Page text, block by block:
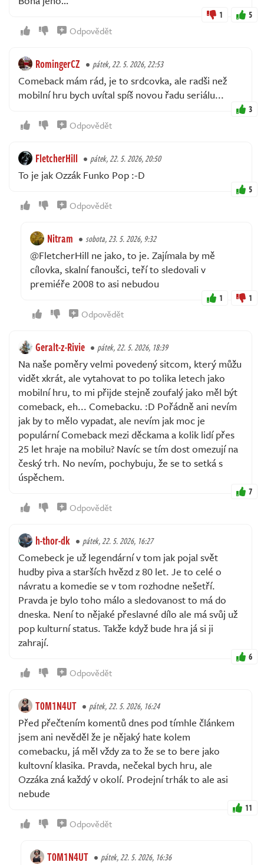
1 5
Odpovědět
RomingerCZ pátek, 22. 5. 2026, 22:53
Comeback mám rád, je to srdcovka, ale radši než
mobilní hru bych uvítal spíš novou řadu seriálu...
3
Odpovědět
FletcherHill pátek, 22. 5. 2026, 20:50
To je jak Ozzák Funko Pop :-D
5
Odpovědět
Nitram sobota, 23. 5. 2026, 9:32
@FletcherHill ne jako, to je. Zajímala by mě
cílovka, skalní fanoušci, teří to sledovali v
premiéře 2008 to asi nebudou
1 1
Odpovědět
Geralt-z-Rivie pátek, 22. 5. 2026, 18:39
Na naše poměry velmi povedený sitcom, který můžu
vidět xkrát, ale vytahovat to po tolika letech jako
mobilní hru, to mi přijde stejně zoufalý jako měl být
comeback, eh... Comebacku. :D Pořádně ani nevím
jak by to mělo vypadat, ale nevím jak moc je
populární Comeback mezi děckama a kolik lidí přes
25 let hraje na mobilu? Navíc se tím dost omezují na
český trh. No nevím, pochybuju, že se to setká s
úspěchem.
7
Odpovědět
h-thor-dk pátek, 22. 5. 2026, 16:27
Comebeck je už legendární v tom jak pojal svět
hudby piva a starších hvězd z 80 let. Je to celé o
návratu a komedie se v tom rozhodne nešetří.
Pravda je bylo toho málo a sledovanost to má do
dneska. Není to nějaké přeslavné dílo ale má svůj už
pop kulturní status. Takže když bude hra já si ji
zahrají.
6
Odpovědět
T0M1N4UT pátek, 22. 5. 2026, 16:24
Před přečtením komentů dnes pod tímhle článkem
jsem ani nevěděl že je nějaký hate kolem
comebacku, já měl vždy za to že se to bere jako
kultovní klasika. Pravda, nečekal bych hru, ale
Ozzáka zná každý v okolí. Prodejní trhák to ale asi
nebude
11
Odpovědět
T0M1N4UT pátek, 22. 5. 2026, 16:36